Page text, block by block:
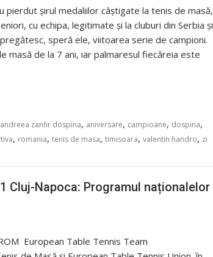
pierdut şirul medaliilor câştigate la tenis de masă,
cu echipa, legitimate şi la cluburi din Serbia şi
speră ele, viitoarea serie de campioni.
masă de la 7 ani, iar palmaresul fiecăreia este
andreea zanfir dospina, aniversare, campioane, dospina,
, romania, tenis de masa, timisoara, valentin handro, zi
Cluj-Napoca: Programul naționalelor
European Table Tennis Team